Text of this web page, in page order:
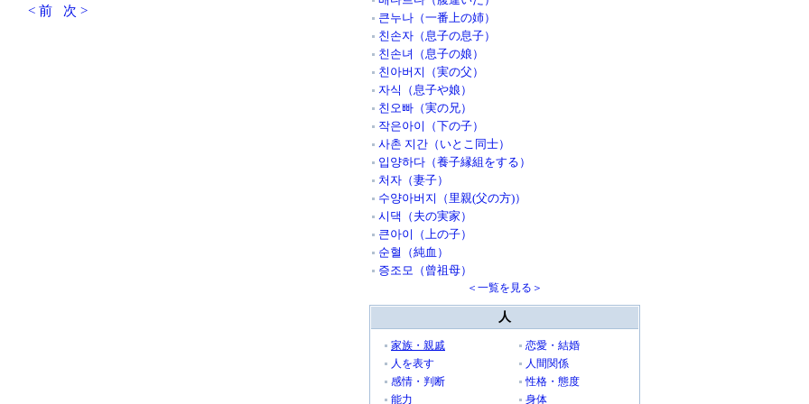
< 前 次 >
큰누나（一番上の姉）
친손자（息子の息子）
친손녀（息子の娘）
친아버지（実の父）
자식（息子や娘）
친오빠（実の兄）
작은아이（下の子）
사촌 지간（いとこ同士）
입양하다（養子縁組をする）
처자（妻子）
수양아버지（里親(父の方)）
시댁（夫の実家）
큰아이（上の子）
순혈（純血）
증조모（曾祖母）
＜一覧を見る＞
人
家族・親戚
恋愛・結婚
人を表す
人間関係
感情・判断
性格・態度
能力
身体